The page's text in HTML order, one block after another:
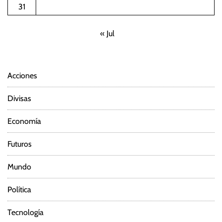
31
« Jul
Acciones
Divisas
Economía
Futuros
Mundo
Política
Tecnología